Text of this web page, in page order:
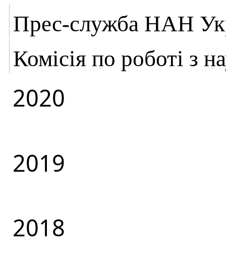
Прес-служба НАН
Комісія по роботі з
2020
2019
2018